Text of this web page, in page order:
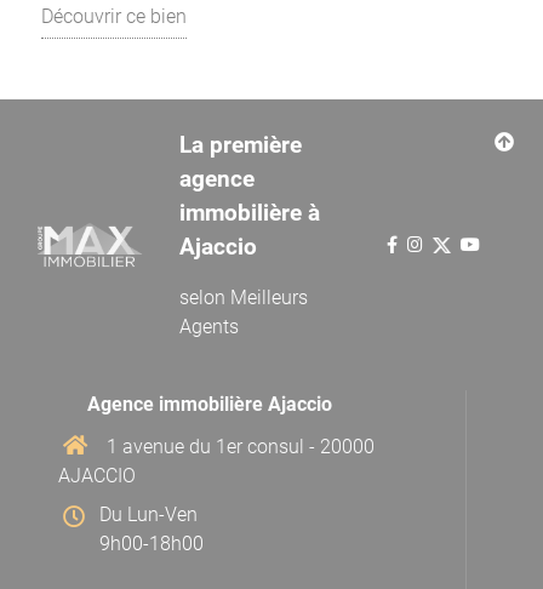
Découvrir ce bien
La première
agence
immobilière à
Ajaccio
selon Meilleurs
Agents
Agence immobilière Ajaccio
1 avenue du 1er consul - 20000
AJACCIO
Du Lun-Ven
9h00-18h00